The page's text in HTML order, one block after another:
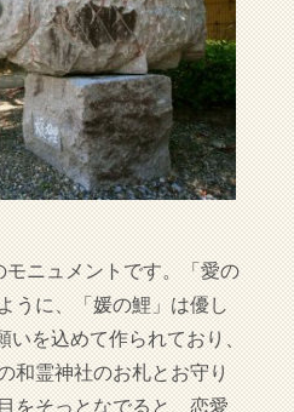
ニュメントです。「愛の
うに、「媛の鯉」は優し
を込めて作られており、
和霊神社のお札とお守り
をそっとなでると、恋愛